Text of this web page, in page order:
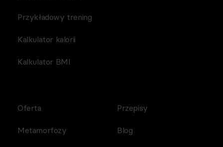
Przykładowy trening
Kalkulator kalorii
Kalkulator BMI
Oferta
Metamorfozy
Przepisy
Blog